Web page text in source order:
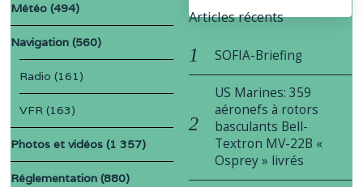
Météo (494)
Navigation (560)
Radio (161)
VFR (163)
Photos et vidéos (1 357)
Réglementation (880)
Articles récents
SOFIA-Briefing
US Marines: 359
aéronefs à rotors
basculants Bell-
Textron MV-22B «
Osprey » livrés